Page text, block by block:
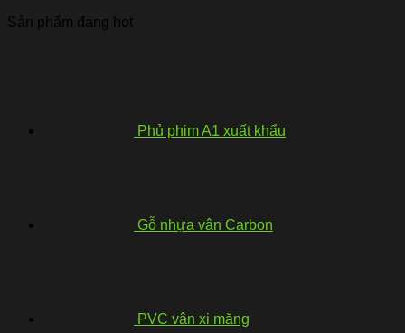
Sản phẩm đang hot
Phủ phim A1 xuất khẩu
Gỗ nhựa vân Carbon
PVC vân xi măng